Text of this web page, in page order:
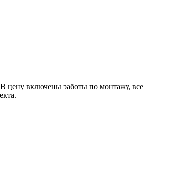
цену включены работы по монтажу, все